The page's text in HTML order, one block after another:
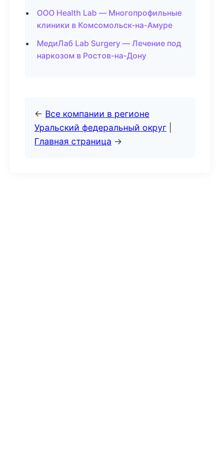
ООО Health Lab — Многопрофильные
клиники в Комсомольск-на-Амуре
МедиЛаб Lab Surgery — Лечение под
наркозом в Ростов-на-Дону
← Все компании в регионе
Уральский федеральный округ
Главная страница →